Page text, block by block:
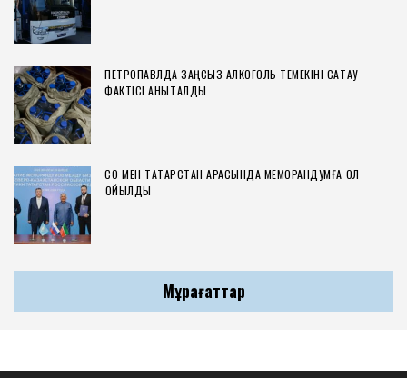
ПЕТРОПАВЛДА ЗАҢСЫЗ АЛКОГОЛЬ ТЕМЕКІНІ САҚТАУ
ФАКТІСІ АНЫҚТАЛДЫ
СҚО МЕН ТАТАРСТАН АРАСЫНДА МЕМОРАНДУМҒА ҚОЛ
ҚОЙЫЛДЫ
Мұрағаттар